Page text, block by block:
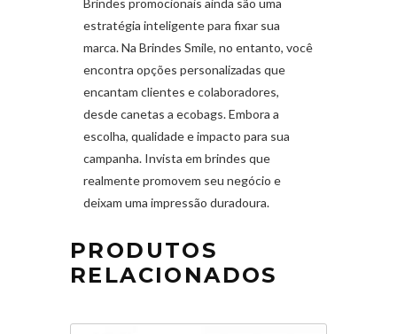
estratégia inteligente para fixar sua
marca. Na Brindes Smile, no entanto, você
encontra opções personalizadas que
encantam clientes e colaboradores,
desde canetas a ecobags. Embora a
escolha, qualidade e impacto para sua
campanha. Invista em brindes que
realmente promovem seu negócio e
deixam uma impressão duradoura.
PRODUTOS
RELACIONADOS